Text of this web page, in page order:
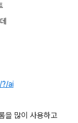
ai
을 많이 사용하고